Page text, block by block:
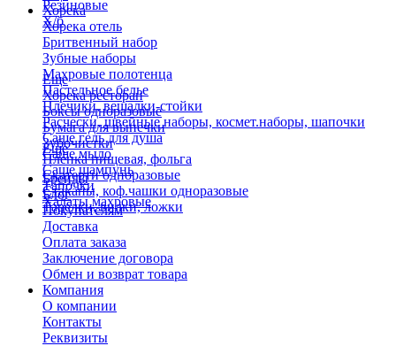
Резиновые
Х/б
Хорека
Хорека отель
Бритвенный набор
Зубные наборы
Махровые полотенца
Пастельное белье
Плечики, вешалки-стойки
Расчески, швейные наборы, космет.наборы, шапочки
Саше гель для душа
Саше мыло
Саше шампунь
Тапочки
Халаты махровые
Еще
Хорека ресторан
Боксы одноразовые
Бумага для выпечки
Зубочистки
Пленка пищевая, фольга
Скатерти одноразовые
Стаканы, коф.чашки одноразовые
Тарелки, вилки, ложки
Еще
Бренды
Блог
Покупателям
Доставка
Оплата заказа
Заключение договора
Обмен и возврат товара
Компания
О компании
Контакты
Реквизиты